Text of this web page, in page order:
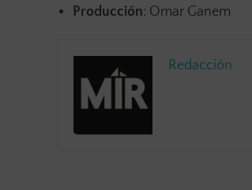
Producción: Omar Ganem
Redacción